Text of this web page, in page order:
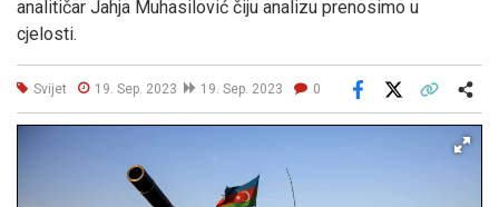
analitičar Jahja Muhasilović čiju analizu prenosimo u
cjelosti.
Svijet 19. Sep. 2023 19. Sep. 2023 0
Facebook